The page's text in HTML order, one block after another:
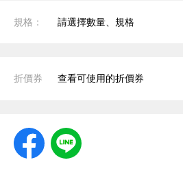
規格： 請選擇數量、規格
折價券 查看可使用的折價券